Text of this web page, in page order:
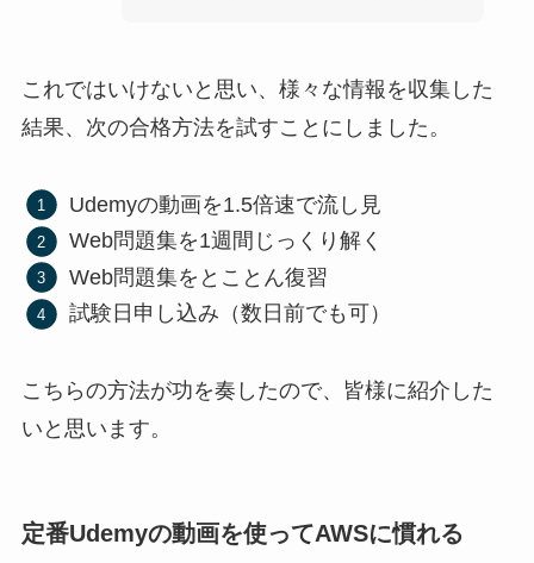
これではいけないと思い、様々な情報を収集した
結果、次の合格方法を試すことにしました。
Udemyの動画を1.5倍速で流し見
Web問題集を1週間じっくり解く
Web問題集をとことん復習
試験日申し込み（数日前でも可）
こちらの方法が功を奏したので、皆様に紹介した
いと思います。
定番Udemyの動画を使ってAWSに慣れる